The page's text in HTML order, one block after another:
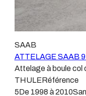
n’intervenons pas
montage non
de confier la pose
normes, nous ne
différentes
:Attelage pour
voiture, attache
ARAGONLe
plus technique, lui
homologation.Le
véhicule, il doit être
vibrations et les
Dans certains cas
gestion des
….Nous n’installons
SAAB
ATTELAGE SAAB
Attelage à boule
5De 1998 à